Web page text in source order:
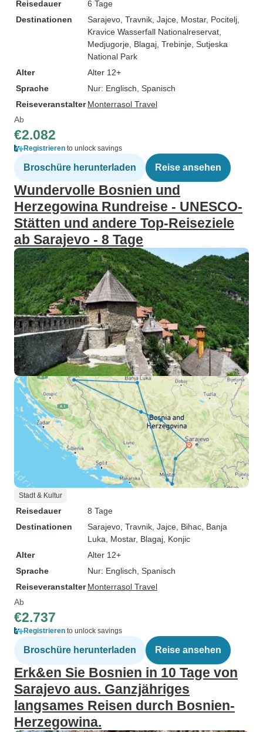
Reisedauer
6 Tage
Destinationen
Sarajevo , Travnik , Jajce , Mostar, Pocitelj
Kravice Wasserfall Nationalreservat
Medjugorje , Blagaj , Trebinje , Sutjeska
National Park
Alter
Alter 12+
Sprache
Nur: Englisch, Spanisch
Reiseveranstalter Monterrasol Travel
Ab
€2.082
Registrieren to unlock savings
Broschüre herunterladen Reise ansehen
Wundervolle Bosnien und
Herzegowina Rundreise - UNESCO-
Stätten und andere Top-Reiseziele
ab Sarajevo - 8 Tage
Stadt & Kultur
Reisedauer
8 Tage
Destinationen
Sarajevo , Travnik , Jajce , Bihac , Banja
Luka , Mostar, Blagaj , Konjic
Alter
Alter 12+
Sprache
Nur: Englisch, Spanisch
Reiseveranstalter Monterrasol Travel
Ab
€2.737
Registrieren to unlock savings
Broschüre herunterladen Reise ansehen
Erk&en Sie Bosnien in 10 Tage von
Sarajevo aus. Ganzjähriges
langsames Reisen durch Bosnien-
Herzegowina.